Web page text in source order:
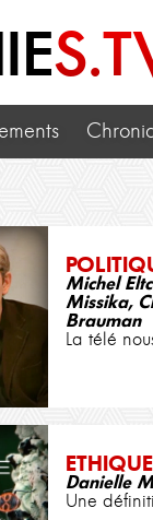
Michel
Missika,
Brauman
La télé
ETHIQUE
Danielle
Une